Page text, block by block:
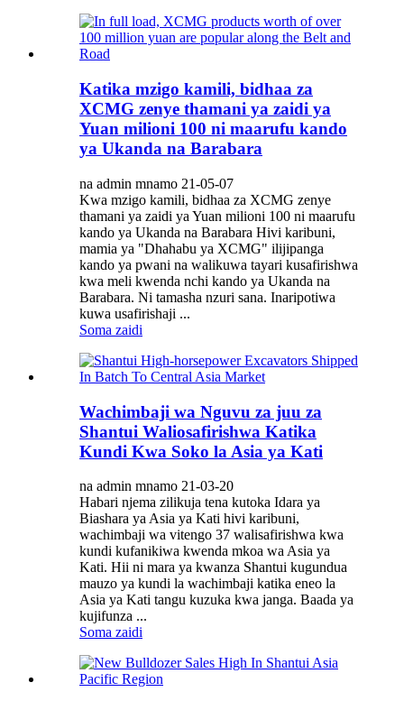
Katika mzigo kamili, bidhaa za
XCMG zenye thamani ya zaidi ya
Yuan milioni 100 ni maarufu kando
ya Ukanda na Barabara
na admin mnamo 21-05-07
Kwa mzigo kamili, bidhaa za XCMG zenye
thamani ya zaidi ya Yuan milioni 100 ni maarufu
kando ya Ukanda na Barabara Hivi karibuni,
mamia ya "Dhahabu ya XCMG" ilijipanga
kando ya pwani na walikuwa tayari kusafirishwa
kwa meli kwenda nchi kando ya Ukanda na
Barabara. Ni tamasha nzuri sana. Inaripotiwa
kuwa usafirishaji ...
Soma zaidi
Wachimbaji wa Nguvu za juu za
Shantui Waliosafirishwa Katika
Kundi Kwa Soko la Asia ya Kati
na admin mnamo 21-03-20
Habari njema zilikuja tena kutoka Idara ya
Biashara ya Asia ya Kati hivi karibuni,
wachimbaji wa vitengo 37 walisafirishwa kwa
kundi kufanikiwa kwenda mkoa wa Asia ya
Kati. Hii ni mara ya kwanza Shantui kugundua
mauzo ya kundi la wachimbaji katika eneo la
Asia ya Kati tangu kuzuka kwa janga. Baada ya
kujifunza ...
Soma zaidi